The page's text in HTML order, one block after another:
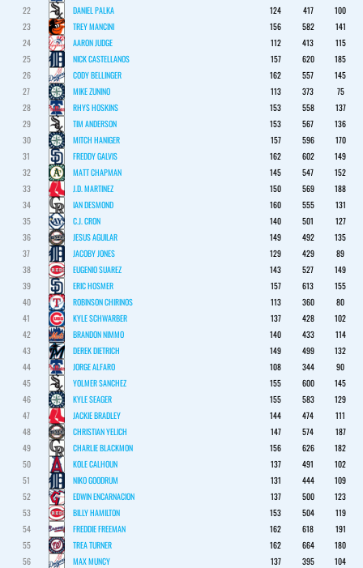
22
DANIEL PALKA 124 417
100
23
TREY MANCINI 156 582
141
24
AARON JUDGE 112 413
115
25
NICK CASTELLANOS 157 620
185
26
CODY BELLINGER 162 557
145
27
MIKE ZUNINO 113 373
75
28
RHYS HOSKINS 153 558
137
29
TIM ANDERSON 153 567
136
30
MITCH HANIGER 157 596
170
31
FREDDY GALVIS 162 602
149
32
MATT CHAPMAN 145 547
152
33
J.D. MARTINEZ 150 569
188
34
IAN DESMOND 160 555
131
35
C.J. CRON 140 501
127
36
JESUS AGUILAR 149 492
135
37
JACOBY JONES 129 429
89
38
EUGENIO SUAREZ 143 527
149
39
ERIC HOSMER 157 613
155
40
ROBINSON CHIRINOS 113 360
80
41
KYLE SCHWARBER 137 428
102
42
BRANDON NIMMO 140 433
114
43
DEREK DIETRICH 149 499
132
44
JORGE ALFARO 108 344
90
45
YOLMER SANCHEZ 155 600
145
46
KYLE SEAGER 155 583
129
47
JACKIE BRADLEY 144 474
111
48
CHRISTIAN YELICH 147 574
187
49
CHARLIE BLACKMON 156 626
182
50
KOLE CALHOUN 137 491
102
51
NIKO GOODRUM 131 444
109
52
EDWIN ENCARNACION 137 500
123
53
BILLY HAMILTON 153 504
119
54
FREDDIE FREEMAN 162 618
191
55
TREA TURNER 162 664
180
56
MAX MUNCY 137 395
104